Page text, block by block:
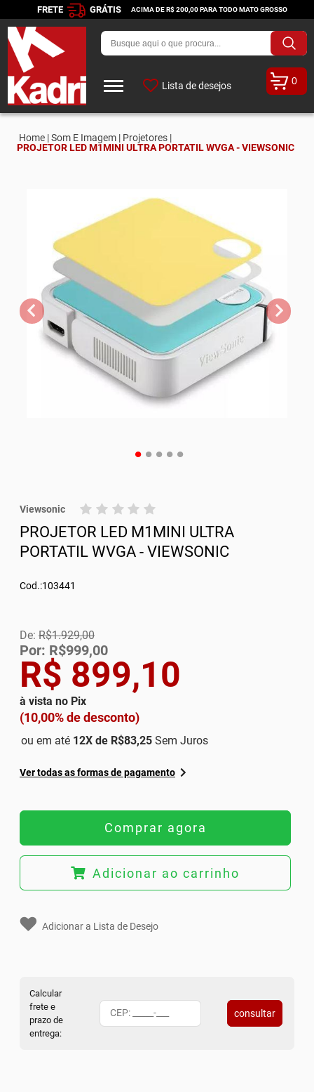
FRETE GRÁTIS ACIMA DE R$ 200,00 PARA TODO MATO GROSSO
Lista de desejos 0
Home |Som E Imagem | Projetores |
PROJETOR LED M1MINI ULTRA PORTATIL WVGA - VIEWSONIC
Viewsonic
PROJETOR LED M1MINI ULTRA
PORTATIL WVGA - VIEWSONIC
Cod.:103441
R$ 899,10
à vista no Pix
(10,00% de desconto)
De: R$1.929,00
Por: R$999,00
ou em até 12X de R$83,25 Sem Juros
Ver todas as formas de pagamento
Comprar agora
Adicionar ao carrinho
Adicionar a Lista de Desejo
Calcular
frete e
prazo de
entrega:
consultar